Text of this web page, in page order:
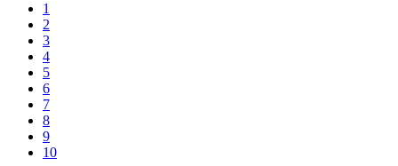
1
2
3
4
5
6
7
8
9
10